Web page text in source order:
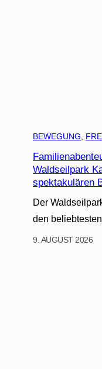
BEWEGUNG
Waldseilpark
spektakulären
Der
den
9. AUGUST 2026